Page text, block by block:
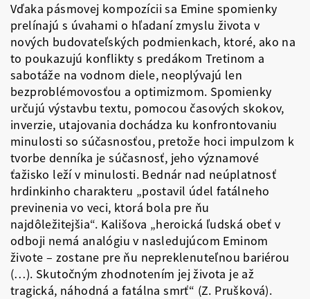
Vďaka pásmovej kompozícii sa Emine spomienky
prelínajú s úvahami o hľadaní zmyslu života v
nových budovateľských podmienkach, ktoré, ako na
to poukazujú konflikty s predákom Tretinom a
sabotáže na vodnom diele, neoplývajú len
bezproblémovosťou a optimizmom. Spomienky
určujú výstavbu textu, pomocou časových skokov,
inverzie, utajovania dochádza ku konfrontovaniu
minulosti so súčasnosťou, pretože hoci impulzom k
tvorbe denníka je súčasnosť, jeho významové
ťažisko leží v minulosti. Bednár nad neúplatnosť
hrdinkinho charakteru „postavil údel fatálneho
previnenia vo veci, ktorá bola pre ňu
najdôležitejšia“. Kališova „heroická ľudská obeť v
odboji nemá analógiu v nasledujúcom Eminom
živote – zostane pre ňu nepreklenuteľnou bariérou
(…). Skutočným zhodnotením jej života je až
tragická, náhodná a fatálna smrť“ (Z. Prušková).